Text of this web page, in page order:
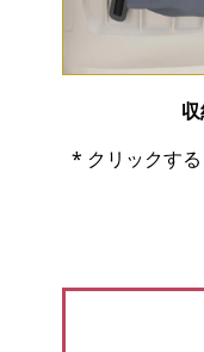
* クリックする